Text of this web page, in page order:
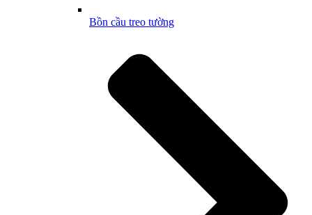
Bồn cầu treo tường